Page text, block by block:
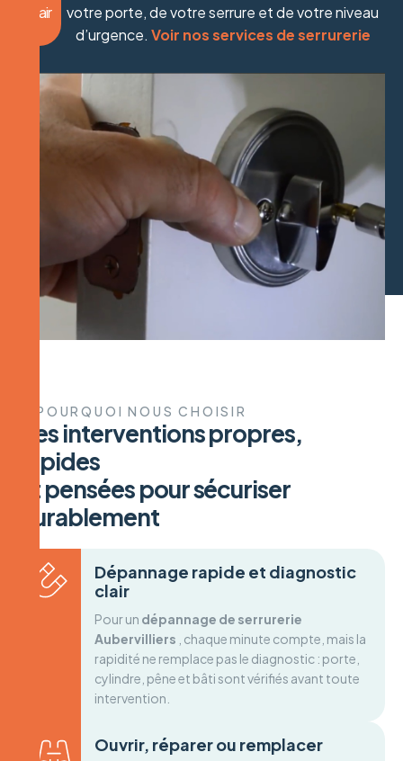
clair
votre porte, de votre serrure et de votre niveau
d’urgence. Voir nos services de serrurerie
POURQUOI NOUS CHOISIR
esinterventionspropres,
pides
tpenséespoursécuriser
urablement
Dépannage rapide et diagnostic
clair
Pour un dépannage de serrurerie
Aubervilliers , chaque minute compte, mais la
rapidité ne remplace pas le diagnostic : porte,
cylindre, pêne et bâti sont vérifiés avant toute
intervention.
Ouvrir, réparer ou remplacer